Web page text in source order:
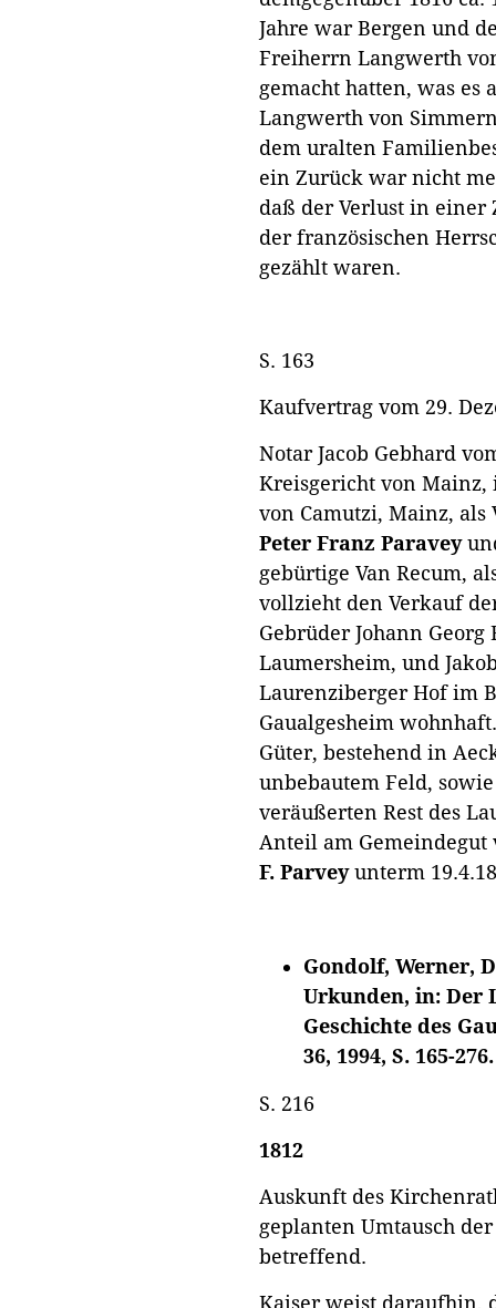
Jahre war Bergen und
Freiherrn Langwerth
gemacht hatten, was es
Langwerth von
dem uralten
ein Zurück war nicht
daß der Verlust in einer
der französischen
gezählt waren.
S. 163
Kaufvertrag vom 29.
Notar Jacob Gebhard
Kreisgericht von Mainz,
von Camutzi, Mainz,
Peter Franz Paravey
gebürtige Van Recum,
vollzieht den Verkauf
Gebrüder Johann Georg
Laumersheim, und
Laurenziberger Hof im
Gaualgesheim
Güter, bestehend in
unbebautem Feld,
veräußerten Rest des
Anteil am
F. Parveyunterm
Gondolf, Werner,
Urkunden, in: Der
Geschichte des
36, 1994, S. 165-276.
S. 216
1812
Auskunft des
geplanten Umtausch
betreffend.